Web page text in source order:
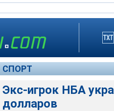
СПОРТ
Экс-игрок НБА
долларов